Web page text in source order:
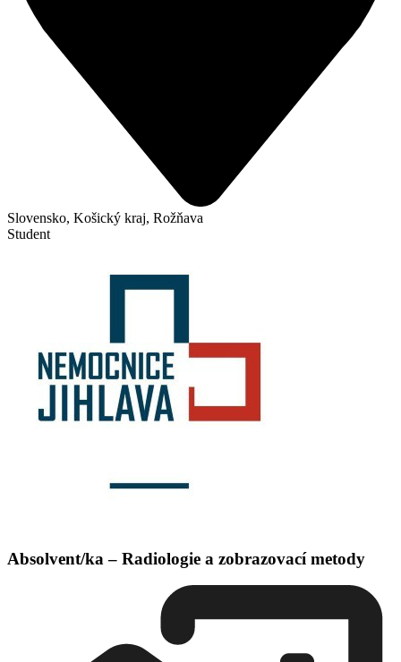
Slovensko, Košický kraj, Rožňava
Student
Absolvent/ka – Radiologie a zobrazovací metody